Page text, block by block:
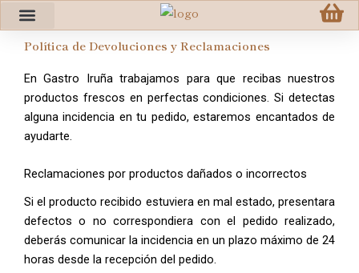
al
contenido
Política de Devoluciones y Reclamaciones
En Gastro Iruña trabajamos para que recibas nuestros
productos frescos en perfectas condiciones. Si detectas
alguna incidencia en tu pedido, estaremos encantados de
ayudarte.
Reclamaciones por productos dañados o incorrectos
Si el producto recibido estuviera en mal estado, presentara
defectos o no correspondiera con el pedido realizado,
deberás comunicar la incidencia en un plazo máximo de 24
horas desde la recepción del pedido.